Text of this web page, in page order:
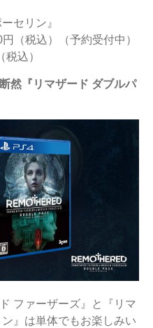
セリン』
（税込）（予約受付中）
込）
然『リマザード ダブルパ
ファーザーズ』と『リマ
』は単体でもお楽しみい